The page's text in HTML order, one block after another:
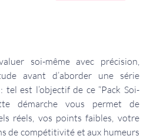
soi-même avec précision,
avant d’aborder une série
tel est l’objectif de ce “Pack Soi-
démarche vous permet de
réels, vos points faibles, votre
de compétitivité et aux humeurs